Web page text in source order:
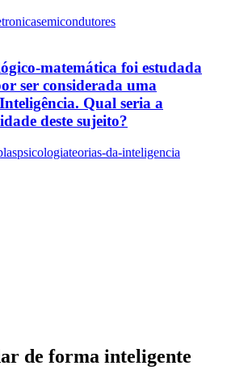
semicondutores
matemática foi estudada
ser considerada uma
Qual seria a
deste sujeito?
psicologiateorias-da-inteligencia
de forma inteligente